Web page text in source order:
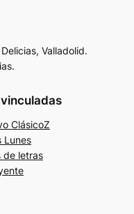
Valladolid.
ClásicoZ
Lunes
de letras